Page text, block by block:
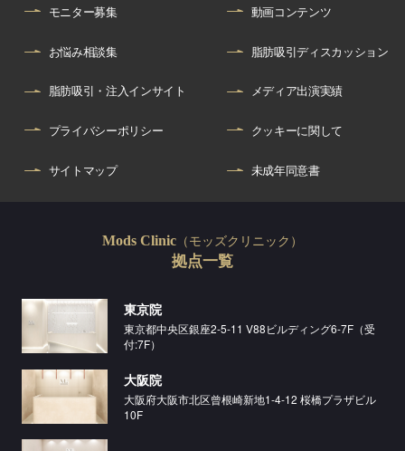
モニター募集 動画コンテンツ
お悩み相談集 脂肪吸引ディスカッション
脂肪吸引・注入インサイト メディア出演実績
プライバシーポリシー クッキーに関して
サイトマップ 未成年同意書
Mods Clinic （モッズクリニック）
拠点一覧
東京院
東京都中央区銀座2-5-11 V88ビルディング6-7F（受
付:7F）
大阪院
大阪府大阪市北区曾根崎新地1-4-12 桜橋プラザビル
10F